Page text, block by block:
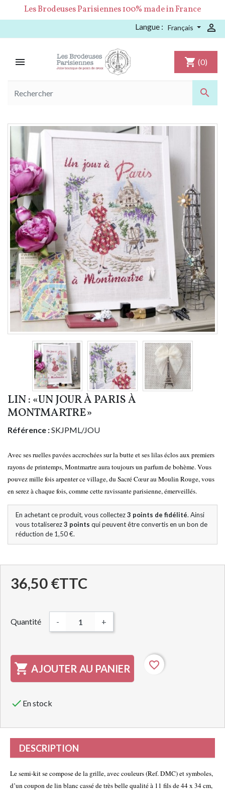
Les Brodeuses Parisiennes 100% made in France
Langue : Français 


shopping_cart (0)
LIN : «UN JOUR À PARIS À
MONTMARTRE»
Référence :SKJPML/JOU
Avec ses ruelles pavées accrochées sur la butte et ses lilas éclos aux premiers
rayons de printemps, Montmartre aura toujours un parfum de bohème. Vous
pouvez mille fois arpenter ce village, du Sacré Cœur au Moulin Rouge, vous
en serez à chaque fois, comme cette ravissante parisienne, émerveillés.
En achetant ce produit, vous collectez3 points de fidélité. Ainsi
vous totaliserez3 points qui peuvent être convertis en un bon de
réduction de 1,50 €.
36,50 €TTC
Quantité - +
 AJOUTER AU PANIER favorite_border
 En stock
DESCRIPTION
Le semi-kit se compose de la grille, avec couleurs (Ref. DMC) et symboles,
d’un coupon de lin blanc cassé de très belle qualité à 11 fils de 44 x 34 cm,